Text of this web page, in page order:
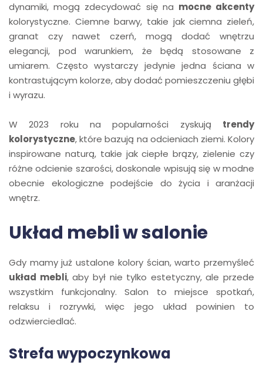
dynamiki, mogą zdecydować się na mocne akcenty
kolorystyczne. Ciemne barwy, takie jak ciemna zieleń,
granat czy nawet czerń, mogą dodać wnętrzu
elegancji, pod warunkiem, że będą stosowane z
umiarem. Często wystarczy jedynie jedna ściana w
kontrastującym kolorze, aby dodać pomieszczeniu głębi
i wyrazu.
W 2023 roku na popularności zyskują trendy
kolorystyczne, które bazują na odcieniach ziemi. Kolory
inspirowane naturą, takie jak ciepłe brązy, zielenie czy
różne odcienie szarości, doskonale wpisują się w modne
obecnie ekologiczne podejście do życia i aranżacji
wnętrz.
Układ mebli w salonie
Gdy mamy już ustalone kolory ścian, warto przemyśleć
układ mebli, aby był nie tylko estetyczny, ale przede
wszystkim funkcjonalny. Salon to miejsce spotkań,
relaksu i rozrywki, więc jego układ powinien to
odzwierciedlać.
Strefa wypoczynkowa